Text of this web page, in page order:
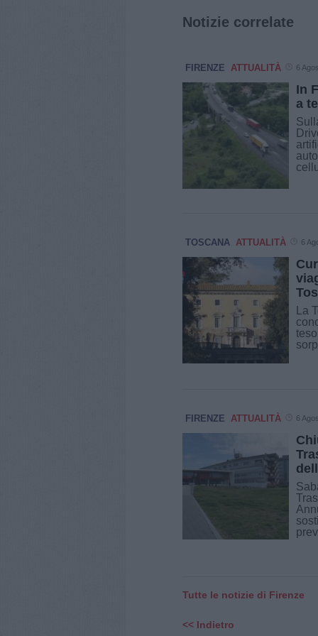
Notizie correlate
FIRENZE ATTUALITÀ 6
In
a
TOSCANA ATTUALITÀ 6
La
FIRENZE ATTUALITÀ 6
Tutte le notizie di Firenze
<< Indietro